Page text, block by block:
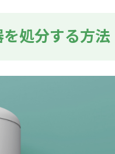
処分する方法